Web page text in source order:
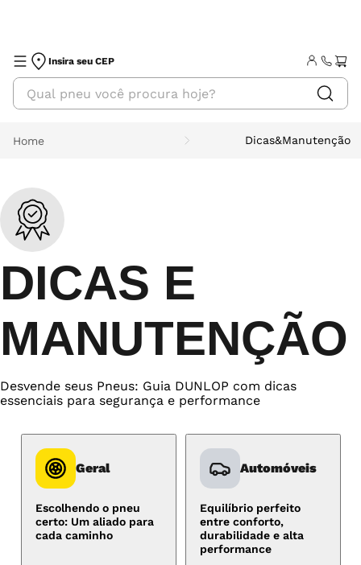
Insira seu CEP
Home Dicas&Manutenção
DICAS E
MANUTENÇÃO
Desvende seus Pneus: Guia DUNLOP com dicas
essenciais para segurança e performance
Geral
Escolhendo o pneu
certo: Um aliado para
cada caminho
Automóveis
Equilíbrio perfeito
entre conforto,
durabilidade e alta
performance